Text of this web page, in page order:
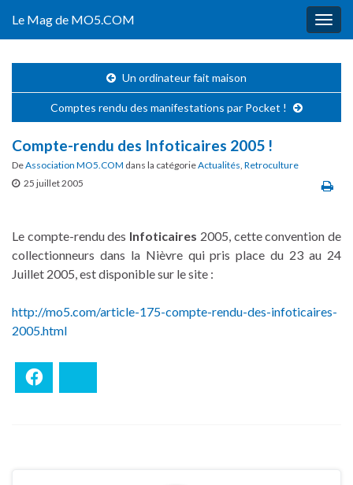
Le Mag de MO5.COM
Un ordinateur fait maison
Comptes rendu des manifestations par Pocket !
Compte-rendu des Infoticaires 2005 !
DeAssociation MO5.COM dans la catégorieActualités, Retroculture
25 juillet 2005
Le compte-rendu des Infoticaires 2005, cette convention de
collectionneurs dans la Nièvre qui pris place du 23 au 24
Juillet 2005, est disponible sur le site :
http://mo5.com/article-175-compte-rendu-des-infoticaires-
2005.html